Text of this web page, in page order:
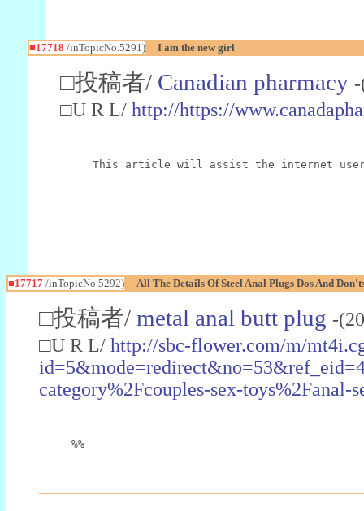
■17718 /inTopicNo.5291) I am the new girl
□投稿者/ Canadian pharmacy
□U R L/ http://https://
This article will assist the internet
■17717 /inTopicNo.5292) All The Details Of Steel Anal Plugs Dos And
□投稿者/ metal anal butt plug -
□U R L/ http://sbc-flower.com/m/
category%2Fcouples-sex-toys%2Fanal-
%%